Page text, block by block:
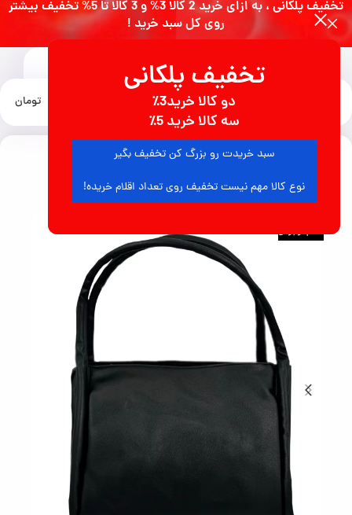
تخفیف پلکانی
دو کالا خرید3٪
سه کالا خرید 5٪
سبد خریدت رو بزرگ کن تخفیف بگیر
نوع کالا مهم نیست تخفیف روی تعداد اقلام خریده!
تومان
اتمام موجودی
تخفیف پلکانی ، به ازای خرید 2 کالا 3% و 3 کالا تا 5% تخفیف بیشتر
روی کل سبد خرید !